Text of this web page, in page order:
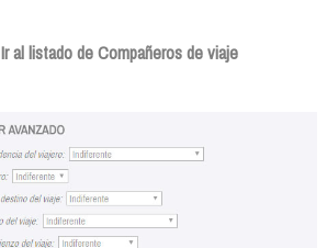
Ir al listado de Compañeros de viaje